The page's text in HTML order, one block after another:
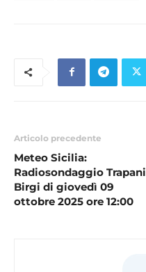
Articolo precedente
Meteo Sicilia:
Radiosondaggio Trapani
Birgi di giovedì 09
ottobre 2025 ore 12:00